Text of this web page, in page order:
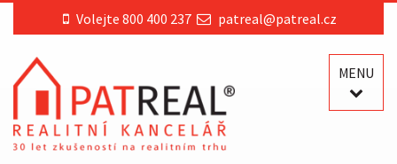
Volejte 800 400 237 patreal@patreal.cz
MENU